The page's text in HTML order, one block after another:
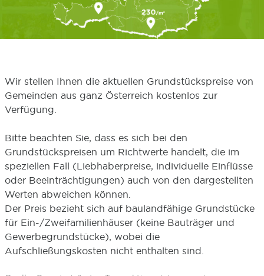
Wir stellen Ihnen die aktuellen Grundstückspreise von
Gemeinden aus ganz Österreich kostenlos zur
Verfügung.
Bitte beachten Sie, dass es sich bei den
Grundstückspreisen um Richtwerte handelt, die im
speziellen Fall (Liebhaberpreise, individuelle Einflüsse
oder Beeinträchtigungen) auch von den dargestellten
Werten abweichen können.
Der Preis bezieht sich auf baulandfähige Grundstücke
für Ein-/Zweifamilienhäuser (keine Bauträger und
Gewerbegrundstücke), wobei die
Aufschließungskosten nicht enthalten sind.